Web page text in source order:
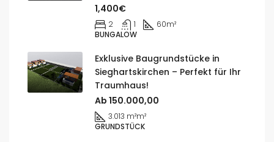
1,400€
2 1 60m²
BUNGALOW
Exklusive Baugrundstücke in
Sieghartskirchen – Perfekt für Ihr
Traumhaus!
Ab 150.000,00
3.013 m²m²
GRUNDSTÜCK